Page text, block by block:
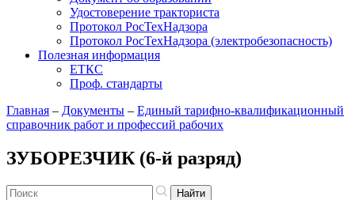
Удостоверение тракториста
Протокол РосТехНадзора
Протокол РосТехНадзора (электробезопасность)
Полезная информация
ЕТКС
Проф. стандарты
Главная – Документы – Единый тарифно-квалификационный
справочник работ и профессий рабочих
ЗУБОРЕЗЧИК (6-й разряд)